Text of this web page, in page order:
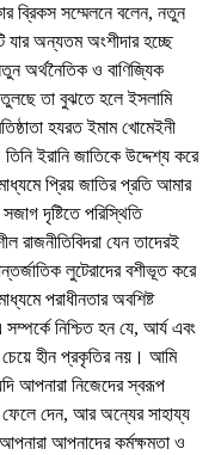
ব্রিকস সম্মেলনে বলেন, নতুন
অন্যতম অংশীদার হচ্ছে
অর্থনৈতিক ও বাণিজ্যিক
তা বুঝতে হলে ইসলামি
হযরত ইমাম খোমেইনী
ইরানি জাতিকে উদ্দেশ্য করে
প্রিয় জাতির প্রতি আমার
দৃষ্টিতে পরিস্থিতি
রাজনীতিবিদরা যেন তাদেরই
লুটেরাদের বশীভূত করে
পরাধীনতার অবশিষ্ট
নিশ্চিত হন যে, আর্য এবং
চেয়ে হীন প্রকৃতির নয়। আমি
আপনারা নিজেদের স্বরূপ
দেন, আর অন্যের সাহায্য
আপনাদের কর্মক্ষমতা ও